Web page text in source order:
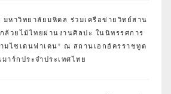
หาวิทยาลัยมหิดล ร่วมเครือข่ายวิทย์สาน
วยไม้ไทยผ่านงานศิลปะ ในนิทรรศการ
มไซเดนฟาเดน” ณ สถานเอกอัครราชทูต
มาร์กประจำประเทศไทย